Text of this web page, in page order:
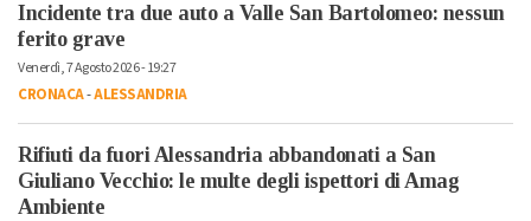
Incidente tra due auto a Valle San Bartolomeo: nessun
ferito grave
Venerdì, 7 Agosto 2026 - 19:27
CRONACA-ALESSANDRIA
Rifiuti da fuori Alessandria abbandonati a San
Giuliano Vecchio: le multe degli ispettori di Amag
Ambiente